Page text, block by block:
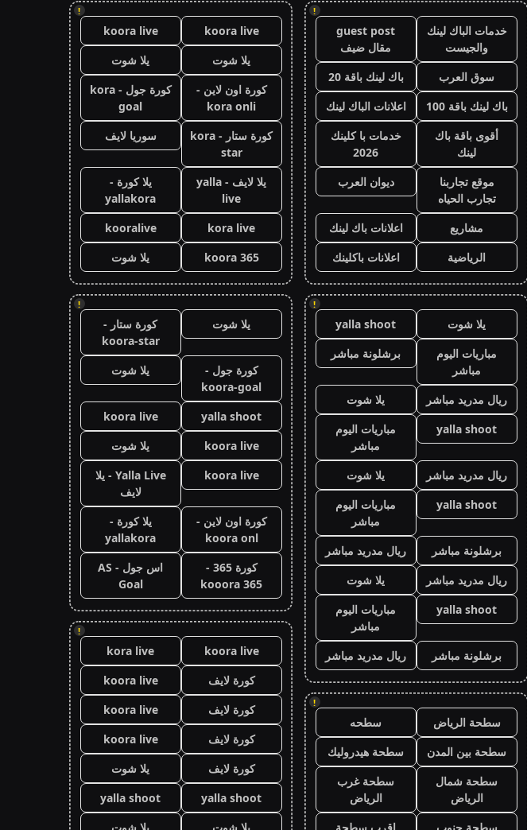
!
خدمات الباك لينك
والجيست
guest post
مقال ضيف
سوق العرب
باك لينك باقة 20
باك لينك باقة 100
اعلانات الباك لينك
أقوى باقة باك
لينك
خدمات با كلينك
2026
موقع تجاربنا
تجارب الحياه
ديوان العرب
مشاريع
اعلانات باك لينك
الرياضية
اعلانات باكلينك
!
يلا شوت
yalla shoot
مباريات اليوم
مباشر
برشلونة مباشر
ريال مدريد مباشر
يلا شوت
yalla shoot
مباريات اليوم
مباشر
ريال مدريد مباشر
يلا شوت
yalla shoot
مباريات اليوم
مباشر
برشلونة مباشر
ريال مدريد مباشر
ريال مدريد مباشر
يلا شوت
yalla shoot
مباريات اليوم
مباشر
برشلونة مباشر
ريال مدريد مباشر
!
سطحة الرياض
سطحه
سطحة بين المدن
سطحة هيدروليك
سطحة شمال
الرياض
سطحة غرب
الرياض
!
koora live
koora live
يلا شوت
يلا شوت
كورة اون لاين -
kora onli
كورة جول - kora
goal
كورة ستار - kora
star
سوريا لايف
يلا لايف - yalla
live
يلا كورة -
yallakora
kora live
kooralive
koora 365
يلا شوت
!
يلا شوت
كورة ستار -
koora-star
كورة جول -
koora-goal
يلا شوت
yalla shoot
koora live
koora live
يلا شوت
koora live
Yalla Live - يلا
لايف
كورة اون لاين -
koora onl
يلا كورة -
yallakora
كورة 365 -
kooora 365
اس جول - AS
Goal
!
koora live
kora live
كورة لايف
koora live
كورة لايف
koora live
كورة لايف
koora live
كورة لايف
يلا شوت
yalla shoot
yalla shoot